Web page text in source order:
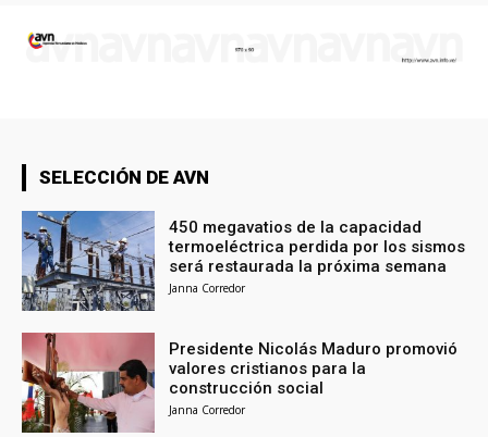
SELECCIÓN DE AVN
450 megavatios de la capacidad
termoeléctrica perdida por los sismos
será restaurada la próxima semana
Janna Corredor
Presidente Nicolás Maduro promovió
valores cristianos para la
construcción social
Janna Corredor